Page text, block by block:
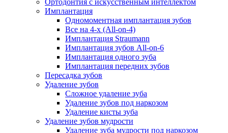
Ортодонтия с искусственным интеллектом
Имплантация
Одномоментная имплантация зубов
Все на 4-х (All-on-4)
Имплантация Straumann
Имплантация зубов All-on-6
Имплантация одного зуба
Имплантация передних зубов
Пересадка зубов
Удаление зубов
Сложное удаление зуба
Удаление зубов под наркозом
Удаление кисты зуба
Удаление зубов мудрости
Удаление зуба мудрости под наркозом